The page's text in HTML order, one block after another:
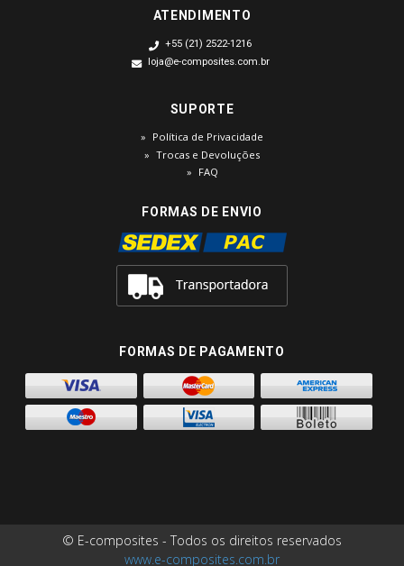
ATENDIMENTO
+55 (21) 2522-1216
loja@e-composites.com.br
SUPORTE
Política de Privacidade
Trocas e Devoluções
FAQ
FORMAS DE ENVIO
FORMAS DE PAGAMENTO
© E-composites - Todos os direitos reservados
www.e-composites.com.br